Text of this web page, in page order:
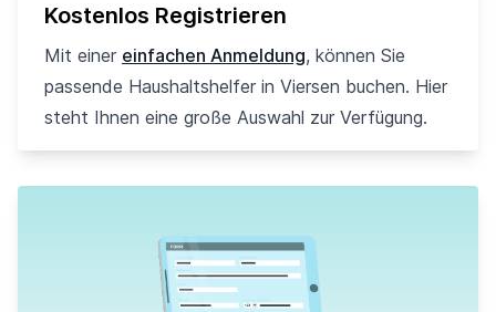
Kostenlos Registrieren
Mit einer einfachen Anmeldung, können Sie
passende Haushaltshelfer in Viersen buchen. Hier
steht Ihnen eine große Auswahl zur Verfügung.